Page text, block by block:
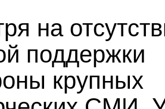
на
поддержки
крупных